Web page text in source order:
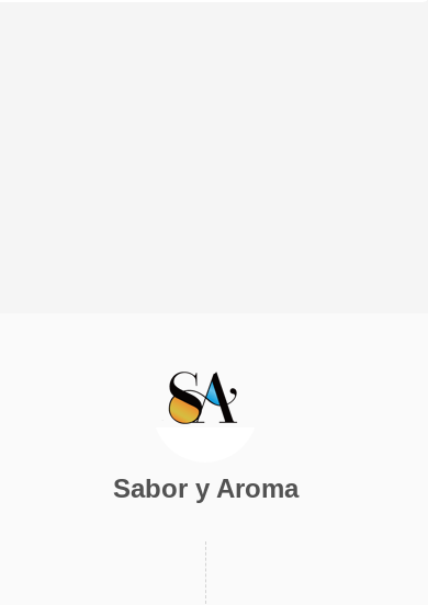
Sabor y Aroma